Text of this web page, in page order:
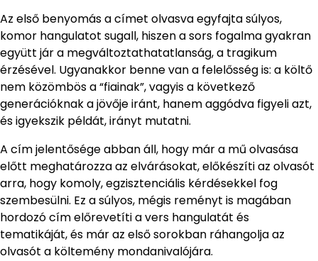
Az első benyomás a címet olvasva egyfajta súlyos,
komor hangulatot sugall, hiszen a sors fogalma gyakran
együtt jár a megváltoztathatatlanság, a tragikum
érzésével. Ugyanakkor benne van a felelősség is: a költő
nem közömbös a “fiainak”, vagyis a következő
generációknak a jövője iránt, hanem aggódva figyeli azt,
és igyekszik példát, irányt mutatni.
A cím jelentősége abban áll, hogy már a mű olvasása
előtt meghatározza az elvárásokat, előkészíti az olvasót
arra, hogy komoly, egzisztenciális kérdésekkel fog
szembesülni. Ez a súlyos, mégis reményt is magában
hordozó cím előrevetíti a vers hangulatát és
tematikáját, és már az első sorokban ráhangolja az
olvasót a költemény mondanivalójára.